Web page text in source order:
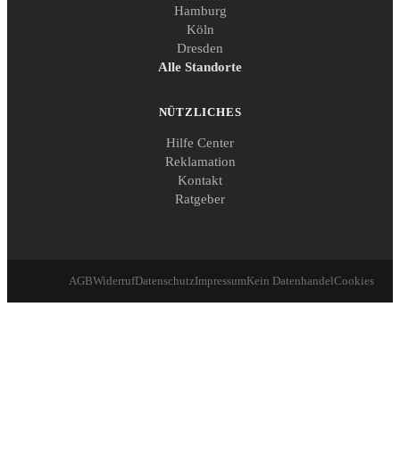
Hamburg
Köln
Dresden
Alle Standorte
NÜTZLICHES
Hilfe Center
Reklamation
Kontakt
Ratgeber
AGBWiderrufDatenschutzImpressumKein DatenhandelCookies